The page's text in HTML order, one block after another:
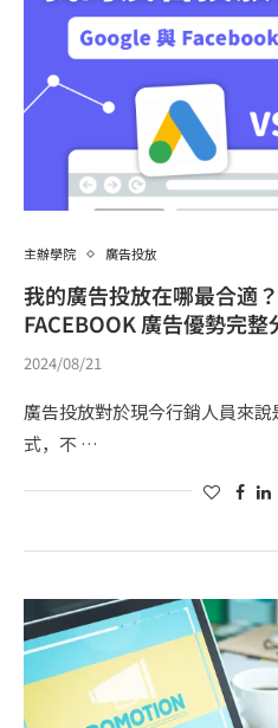
主辦學院 廣告投放
我的廣告投放在哪最合適
FACEBOOK 廣告優勢完整
2024/08/21
廣告投放對於現今行銷人員來
式，不 …